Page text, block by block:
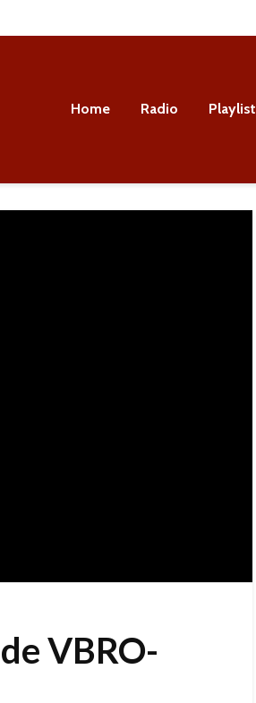
Home Radio Playlist
VBRO-